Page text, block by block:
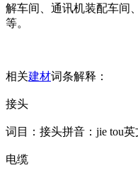
解车间、通讯机装配车间
等。
相关建材词条解释：
接头
词目：接头拼音：jie tou英
电缆